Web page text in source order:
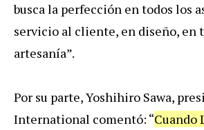
busca la perfección en todos los
servicio al cliente, en diseño, en
artesanía”.
Por su parte, Yoshihiro Sawa,
International comentó: “Cuando